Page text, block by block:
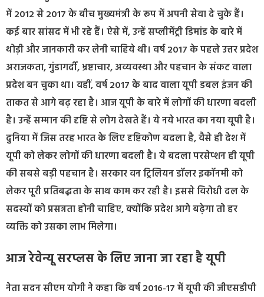
में 2012 से 2017 के बीच मुख्यमंत्री के रूप में अपनी सेवा दे चुके हैं।
कई बार सांसद में भी रहे हैं। ऐसे में, उन्हें सप्लीमेंट्री डिमांड के बारे में
थोड़ी और जानकारी कर लेनी चाहिये थी। वर्ष 2017 के पहले उत्तर प्रदेश
अराजकता, गुंडागर्दी, भ्रष्टाचार, अव्यवस्था और पहचान के संकट वाला
प्रदेश बन चुका था। वहीं, वर्ष 2017 के बाद वाला यूपी डबल इंजन की
ताकत से आगे बढ़ रहा है। आज यूपी के बारे में लोगों की धारणा बदली
है। उन्हें सम्मान की दृष्टि से लोग देखते हैं। ये नये भारत का नया यूपी है।
दुनिया में जिस तरह भारत के लिए दृष्टिकोण बदला है, वैसे ही देश में
यूपी को लेकर लोगों की धारणा बदली है। ये बदला परसेप्शन ही यूपी
की सबसे बड़ी पहचान है। सरकार वन ट्रिलियन डॉलर इकॉनमी को
लेकर पूरी प्रतिबद्धता के साथ काम कर रही है। इससे विरोधी दल के
सदस्यों को प्रसन्नता होनी चाहिए, क्योंकि प्रदेश आगे बढ़ेगा तो हर
व्यक्ति को उसका लाभ मिलेगा।
आज रेवेन्यू सरप्लस के लिए जाना जा रहा है यूपी
नेता सदन सीएम योगी ने कहा कि वर्ष 2016-17 में यूपी की जीएसडीपी